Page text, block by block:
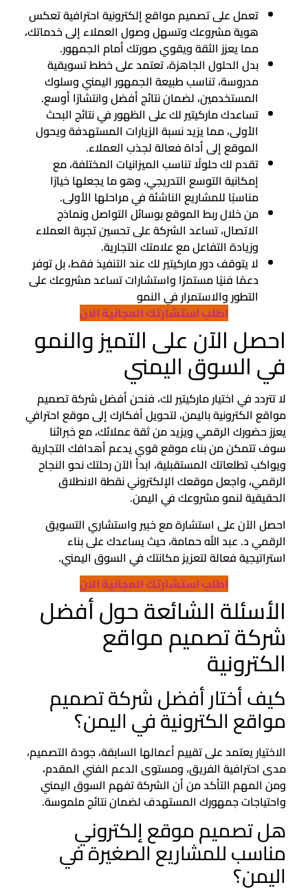
تعمل على تصميم مواقع إلكترونية احترافية تعكس
هوية مشروعك وتسهل وصول العملاء إلى خدماتك،
مما يعزز الثقة ويقوي صورتك أمام الجمهور.
بدل الحلول الجاهزة، تعتمد على خطط تسويقية
مدروسة، تناسب طبيعة الجمهور اليمني وسلوك
المستخدمين، لضمان نتائج أفضل وانتشارًا أوسع.
تساعدك ماركيتير لك على الظهور في نتائج البحث
الأولى، مما يزيد نسبة الزيارات المستهدفة ويحول
الموقع إلى أداة فعالة لجذب العملاء.
تقدم لك حلولًا تناسب الميزانيات المختلفة، مع
إمكانية التوسع التدريجي، وهو ما يجعلها خيارًا
مناسبًا للمشاريع الناشئة في مراحلها الأولى.
من خلال ربط الموقع بوسائل التواصل ونماذج
الاتصال، تساعد الشركة على تحسين تجربة العملاء
وزيادة التفاعل مع علامتك التجارية.
لا يتوقف دور ماركيتير لك عند التنفيذ فقط، بل توفر
دعمًا فنيًا مستمرًا واستشارات تساعد مشروعك على
التطور والاستمرار في النمو
اطلب استشارتك المجانية الان
احصل الآن على التميز والنمو
في السوق اليمني
لا تتردد في اختيار ماركيتير لك، فنحن أفضل شركة تصميم
مواقع الكترونية باليمن، لتحويل أفكارك إلى موقع احترافي
يعزز حضورك الرقمي ويزيد من ثقة عملائك، مع خبرائنا
سوف تتمكن من بناء موقع قوي يدعم أهدافك التجارية
ويواكب تطلعاتك المستقبلية، ابدأ الآن رحلتك نحو النجاح
الرقمي، واجعل موقعك الإلكتروني نقطة الانطلاق
الحقيقية لنمو مشروعك في اليمن.
احصل الآن على استشارة مع خبير واستشاري التسويق
الرقمي د. عبد الله حمامة، حيث يساعدك على بناء
استراتيجية فعالة لتعزيز مكانتك في السوق اليمني.
اطلب استشارتك المجانية الان
الأسئلة الشائعة حول أفضل
شركة تصميم مواقع
الكترونية
كيف أختار أفضل شركة تصميم
مواقع الكترونية في اليمن؟
الاختيار يعتمد على تقييم أعمالها السابقة، جودة التصميم،
مدى احترافية الفريق، ومستوى الدعم الفني المقدم،
ومن المهم التأكد من أن الشركة تفهم السوق اليمني
واحتياجات جمهورك المستهدف لضمان نتائج ملموسة.
هل تصميم موقع إلكتروني
مناسب للمشاريع الصغيرة في
اليمن؟